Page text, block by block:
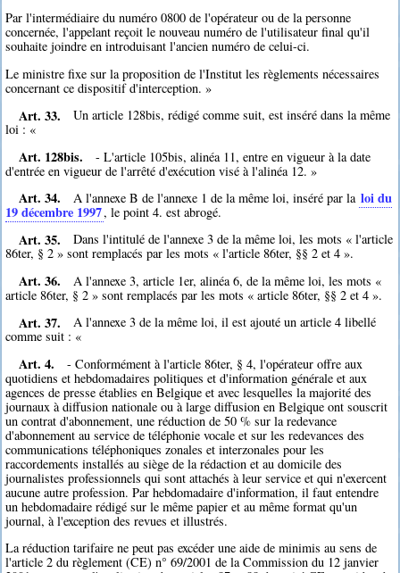
Par l'intermédiaire du numéro 0800 de l'opérateur ou de la personne
concernée, l'appelant reçoit le nouveau numéro de l'utilisateur final qu'il
souhaite joindre en introduisant l'ancien numéro de celui-ci.
Le ministre fixe sur la proposition de l'Institut les règlements nécessaires
concernant ce dispositif d'interception. »
Art. 33.
Un article 128bis, rédigé comme suit, est inséré dans la même
loi : «
Art. 128bis.
- L'article 105bis, alinéa 11, entre en vigueur à la date
d'entrée en vigueur de l'arrêté d'exécution visé à l'alinéa 12. »
Art. 34. A l'annexe B de l'annexe 1 de la même loi, inséré par la loi du
19 décembre 1997, le point 4. est abrogé.
Art. 35.
Dans l'intitulé de l'annexe 3 de la même loi, les mots « l'article
86ter, § 2 » sont remplacés par les mots « l'article 86ter, §§ 2 et 4 ».
Art. 36.
A l'annexe 3, article 1er, alinéa 6, de la même loi, les mots «
article 86ter, § 2 » sont remplacés par les mots « article 86ter, §§ 2 et 4 ».
Art. 37.
A l'annexe 3 de la même loi, il est ajouté un article 4 libellé
comme suit : «
Art. 4.
- Conformément à l'article 86ter, § 4, l'opérateur offre aux
quotidiens et hebdomadaires politiques et d'information générale et aux
agences de presse établies en Belgique et avec lesquelles la majorité des
journaux à diffusion nationale ou à large diffusion en Belgique ont souscrit
un contrat d'abonnement, une réduction de 50 % sur la redevance
d'abonnement au service de téléphonie vocale et sur les redevances des
communications téléphoniques zonales et interzonales pour les
raccordements installés au siège de la rédaction et au domicile des
journalistes professionnels qui sont attachés à leur service et qui n'exercent
aucune autre profession. Par hebdomadaire d'information, il faut entendre
un hebdomadaire rédigé sur le même papier et au même format qu'un
journal, à l'exception des revues et illustrés.
La réduction tarifaire ne peut pas excéder une aide de minimis au sens de
l'article 2 du règlement (CE) n° 69/2001 de la Commission du 12 janvier